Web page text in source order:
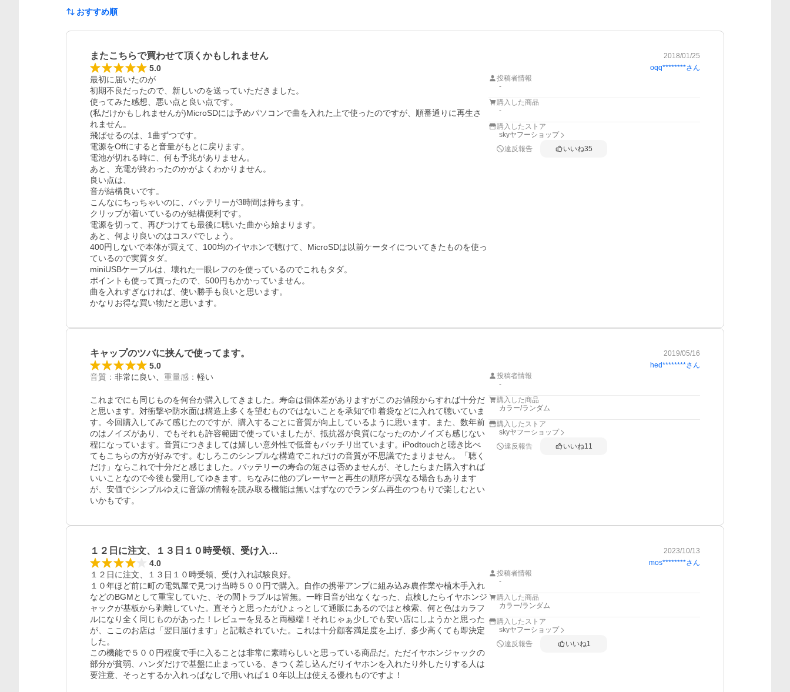
おすすめ順
またこちらで買わせて頂くかもしれません 2018/01/25
5.0 oqq********さん
最初に届いたのが
初期不良だったので、新しいのを送っていただきました。
使ってみた感想、悪い点と良い点です。
(私だけかもしれませんが)MicroSDには予めパソコンで曲を入れた上で使ったのですが、順番通りに再生さ
れません。
飛ばせるのは、1曲ずつです。
電源をOffにすると音量がもとに戻ります。
電池が切れる時に、何も予兆がありません。
あと、充電が終わったのかがよくわかりません。
良い点は、
音が結構良いです。
こんなにちっちゃいのに、バッテリーが3時間は持ちます。
クリップが着いているのが結構便利です。
電源を切って、再びつけても最後に聴いた曲から始まります。
あと、何より良いのはコスパでしょう。
400円しないで本体が買えて、100均のイヤホンで聴けて、MicroSDは以前ケータイについてきたものを使っ
ているので実質タダ。
miniUSBケーブルは、壊れた一眼レフのを使っているのでこれもタダ。
ポイントも使って買ったので、500円もかかっていません。
曲を入れすぎなければ、使い勝手も良いと思います。
かなりお得な買い物だと思います。
投稿者情報
-
購入した商品
-
購入したストア
skyヤフーショップ
違反報告
いいね35
キャップのツバに挟んで使ってます。 2019/05/16
5.0 hed********さん
音質 ： 非常に良い 重量感 ： 軽い
これまでにも同じものを何台か購入してきました。寿命は個体差がありますがこのお値段からすれば十分だ
と思います。対衝撃や防水面は構造上多くを望むものではないことを承知で巾着袋などに入れて聴いていま
す。今回購入してみて感じたのですが、購入するごとに音質が向上しているように思います。また、数年前
のはノイズがあり、でもそれも許容範囲で使っていましたが、抵抗器が良質になったのかノイズも感じない
程になっています。音質につきましては嬉しい意外性で低音もバッチリ出ています。iPodtouchと聴き比べ
てもこちらの方が好みです。むしろこのシンプルな構造でこれだけの音質が不思議でたまりません。「聴く
だけ」ならこれで十分だと感じました。バッテリーの寿命の短さは否めませんが、そしたらまた購入すれば
いいことなので今後も愛用してゆきます。ちなみに他のプレーヤーと再生の順序が異なる場合もあります
が、安価でシンプルゆえに音源の情報を読み取る機能は無いはずなのでランダム再生のつもりで楽しむとい
いかもです。
投稿者情報
-
購入した商品
カラー/ランダム
購入したストア
skyヤフーショップ
違反報告
いいね11
１２日に注文、１３日１０時受領、受け入… 2023/10/13
4.0 mos********さん
１２日に注文、１３日１０時受領、受け入れ試験良好。
１０年ほど前に町の電気屋で見つけ当時５００円で購入。自作の携帯アンプに組み込み農作業や植木手入れ
などのBGMとして重宝していた、その間トラブルは皆無。一昨日音が出なくなった、点検したらイヤホンジ
ャックが基板から剥離していた。直そうと思ったがひょっとして通販にあるのではと検索、何と色はカラフ
ルになり全く同じものがあった！レビューを見ると両極端！それじゃぁ少しでも安い店にしようかと思った
が、ここのお店は「翌日届けます」と記載されていた。これは十分顧客満足度を上げ、多少高くても即決定
した。
この機能で５００円程度で手に入ることは非常に素晴らしいと思っている商品だ。ただイヤホンジャックの
部分が貧弱、ハンダだけで基盤に止まっている、きつく差し込んだりイヤホンを入れたり外したりする人は
投稿者情報
-
購入した商品
カラー/ランダム
購入したストア
skyヤフーショップ
違反報告
いいね1